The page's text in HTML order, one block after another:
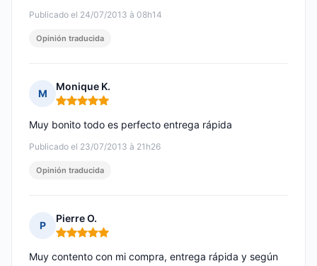
Publicado el 24/07/2013 à 08h14
Opinión traducida
M
Monique K.
Nota: 5 de 5
Publicado el 23/07/2013 à 21h26
Muy bonito todo es perfecto entrega rápida
Opinión traducida
P
Pierre O.
Nota: 5 de 5
Muy contento con mi compra, entrega rápida y según